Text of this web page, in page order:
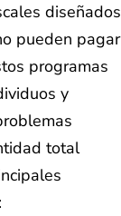
diseñados
pueden pagar
programas
y
total